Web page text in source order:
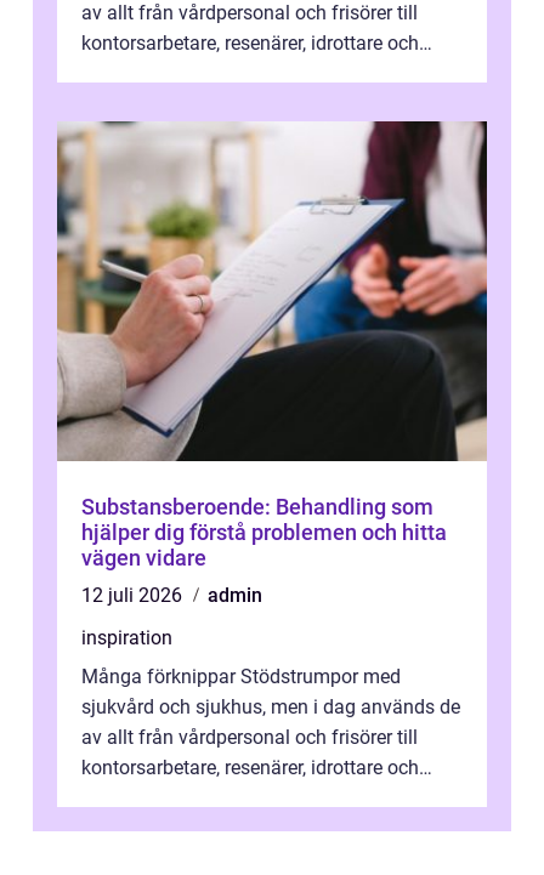
av allt från vårdpersonal och frisörer till
kontorsarbetare, resenärer, idrottare och
Substansberoende: Behandling som
hjälper dig förstå problemen och hitta
vägen vidare
12 juli 2026
admin
inspiration
Många förknippar Stödstrumpor med
sjukvård och sjukhus, men i dag används de
av allt från vårdpersonal och frisörer till
kontorsarbetare, resenärer, idrottare och